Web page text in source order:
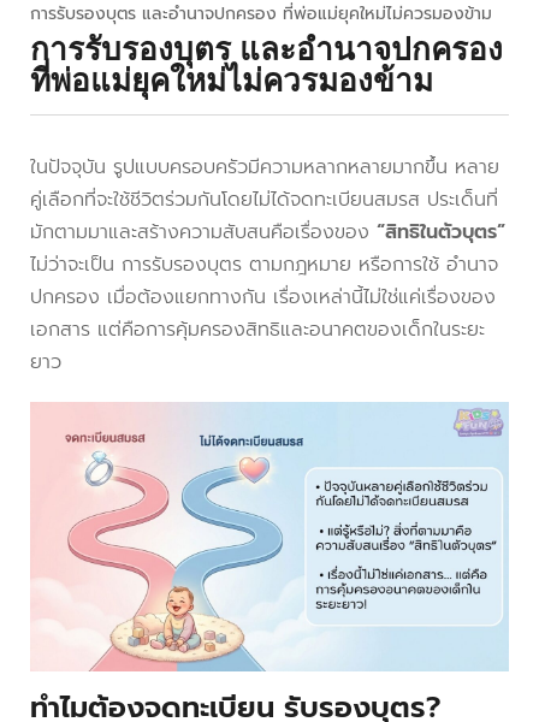
การรับรองบุตร และอำนาจปกครอง ที่พ่อแม่ยุคใหม่ไม่ควรมองข้าม
การรับรองบุตร และอำนาจปกครอง
ที่พ่อแม่ยุคใหม่ไม่ควรมองข้าม
ในปัจจุบัน รูปแบบครอบครัวมีความหลากหลายมากขึ้น หลาย
คู่เลือกที่จะใช้ชีวิตร่วมกันโดยไม่ได้จดทะเบียนสมรส ประเด็นที่
มักตามมาและสร้างความสับสนคือเรื่องของ “สิทธิในตัวบุตร”
ไม่ว่าจะเป็น การรับรองบุตร ตามกฎหมาย หรือการใช้ อำนาจ
ปกครอง เมื่อต้องแยกทางกัน เรื่องเหล่านี้ไม่ใช่แค่เรื่องของ
เอกสาร แต่คือการคุ้มครองสิทธิและอนาคตของเด็กในระยะ
ยาว
ทำไมต้องจดทะเบียน รับรองบุตร?